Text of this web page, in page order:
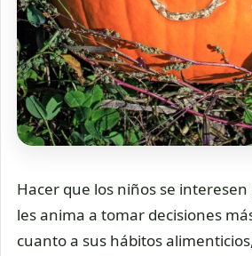
Hacer que los niños se
les anima a tomar decisiones
cuanto a sus hábitos